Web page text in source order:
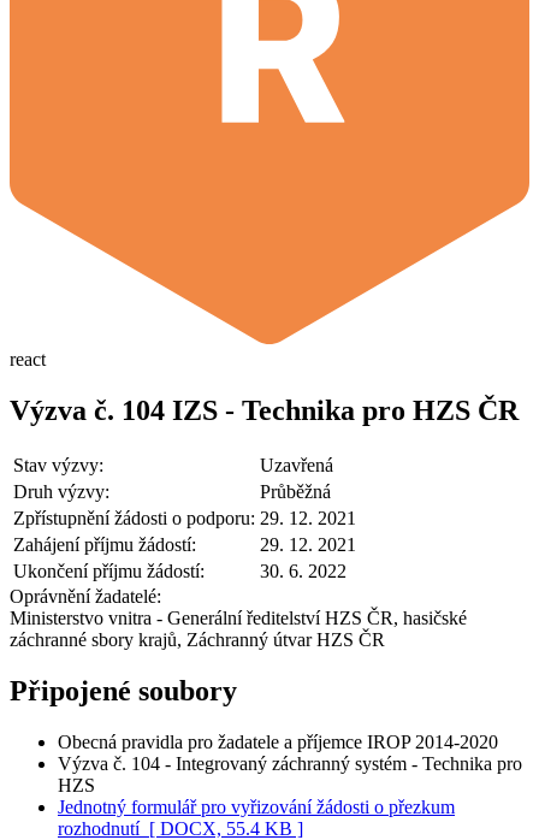
react
Výzva č. 104 IZS - Technika pro HZS ČR
Stav výzvy:
Uzavřená
Druh výzvy:
Průběžná
Zpřístupnění žádosti o podporu: 29. 12. 2021
Zahájení příjmu žádostí:
29. 12. 2021
Ukončení příjmu žádostí:
30. 6. 2022
Oprávnění žadatelé:
Ministerstvo vnitra - Generální ředitelství HZS ČR, hasičské
záchranné sbory krajů, Záchranný útvar HZS ČR
Připojené soubory
Obecná pravidla pro žadatele a příjemce IROP 2014-2020
Výzva č. 104 - Integrovaný záchranný systém - Technika pro
HZS
Jednotný formulář pro vyřizování žádosti o přezkum
rozhodnutí [ DOCX, 55.4 KB ]